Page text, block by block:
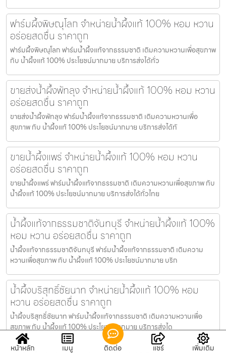
ฟาร์มผึ้งพิษณุโลก จำหน่ายน้ำผึ้งแท้ 100% หอม หวาน
อร่อยสดชื่น ราคาถูก
ฟาร์มผึ้งพิษณุโลก ฟาร์มน้ำผึ้งแท้จากธรรมชาติ เติมความหวานเพื่อสุขภาพ
กับ น้ำผึ้งแท้ 100% ประโยชน์มากมาย บริการส่งได้ทั่ว
ขายส่งน้ำผึ้งพัทลุง จำหน่ายน้ำผึ้งแท้ 100% หอม หวาน
อร่อยสดชื่น ราคาถูก
ขายส่งน้ำผึ้งพัทลุง ฟาร์มน้ำผึ้งแท้จากธรรมชาติ เติมความหวานเพื่อ
สุขภาพ กับ น้ำผึ้งแท้ 100% ประโยชน์มากมาย บริการส่งได้ทั
ขายน้ำผึ้งแพร่ จำหน่ายน้ำผึ้งแท้ 100% หอม หวาน
อร่อยสดชื่น ราคาถูก
ขายน้ำผึ้งแพร่ ฟาร์มน้ำผึ้งแท้จากธรรมชาติ เติมความหวานเพื่อสุขภาพ กับ
น้ำผึ้งแท้ 100% ประโยชน์มากมาย บริการส่งได้ทั่วไทย
น้ำผึ้งแท้จากธรรมชาติจันทบุรี จำหน่ายน้ำผึ้งแท้ 100%
หอม หวาน อร่อยสดชื่น ราคาถูก
น้ำผึ้งแท้จากธรรมชาติจันทบุรี ฟาร์มน้ำผึ้งแท้จากธรรมชาติ เติมความ
หวานเพื่อสุขภาพ กับ น้ำผึ้งแท้ 100% ประโยชน์มากมาย บริก
น้ำผึ้งบริสุทธิ์ชัยนาท จำหน่ายน้ำผึ้งแท้ 100% หอม
หวาน อร่อยสดชื่น ราคาถูก
น้ำผึ้งบริสุทธิ์ชัยนาท ฟาร์มน้ำผึ้งแท้จากธรรมชาติ เติมความหวานเพื่อ
สุขภาพ กับ น้ำผึ้งแท้ 100% ประโยชน์มากมาย บริการส่งได
หน้าหลัก เมนู ติดต่อ แชร์ เพิ่มเติม